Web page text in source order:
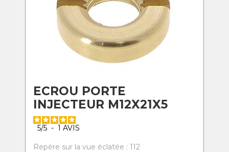
ECROU PORTE
INJECTEUR M12X21X5
5/5 - 1 AVIS
Repère sur la vue éclatée : 112